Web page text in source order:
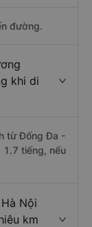
đường.
khi di
từ Đống Đa -
1.7 tiếng, nếu
Nội
km